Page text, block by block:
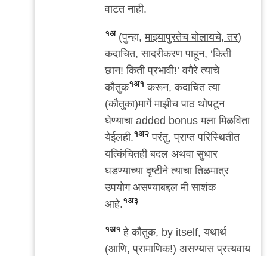
वाटत नाही.
१अ (पुन्हा,माझ्यापुरतेच बोलायचे, तर)
कदाचित, सादरीकरण पाहून, ‘किती
छान! किती प्रभावी!’ वगैरे त्याचे
कौतुक१अ१ करून, कदाचित त्या
(कौतुका)मार्गे माझीच पाठ थोपटून
घेण्याचा added bonus मला मिळविता
येईलही.१अ२ परंतु, प्राप्त परिस्थितीत
यत्किंचितही बदल अथवा सुधार
घडण्याच्या दृष्टीने त्याचा तिळमात्र
उपयोग असण्याबद्दल मी साशंक
आहे.१अ३
१अ१ हे कौतुक, by itself, यथार्थ
(आणि, प्रामाणिक!) असण्यास प्रत्यवाय